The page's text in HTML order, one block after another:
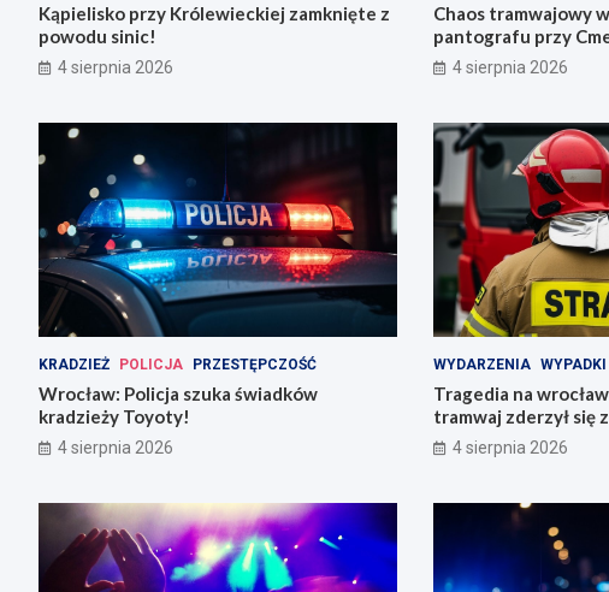
Kąpielisko przy Królewieckiej zamknięte z
powodu sinic!
4 sierpnia 2026
Chaos tramwajowy
pantografu przy
Grabiszyńskim
4 sierpnia 2026
KRADZIEŻ POLICJA PRZESTĘPCZOŚĆ
Wrocław: Policja szuka świadków
kradzieży Toyoty!
4 sierpnia 2026
WYDARZENIA WYPADKI
Tragedia na
tramwaj zderzył się
rannych
4 sierpnia 2026